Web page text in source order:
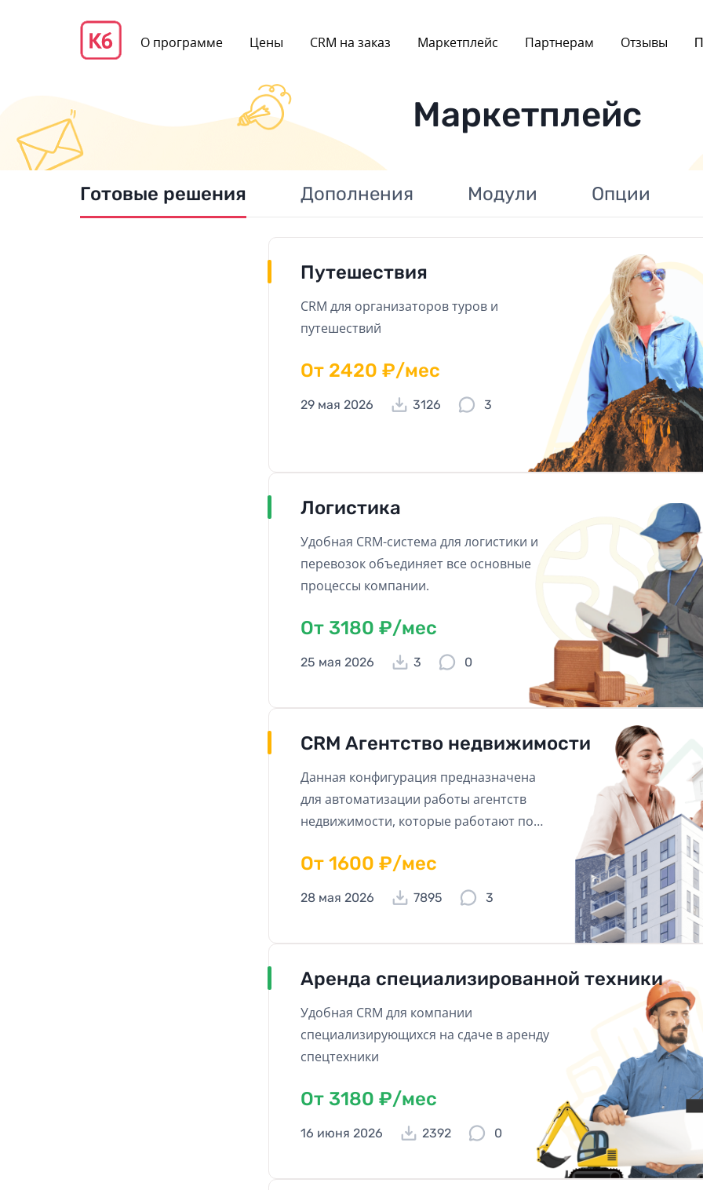
О программе Цены CRM на заказ Маркетплейс Партнерам Отзывы
Маркетплейс
Готовые решения Дополнения Модули Опции
Путешествия
CRM для организаторов туров и
путешествий
Oт 2420 ₽/мес
29 мая 2026 3126 3
Логистика
Удобная CRM-система для логистики и
перевозок объединяет все основные
процессы компании.
Oт 3180 ₽/мес
25 мая 2026 3 0
CRM Агентство недвижимости
Данная конфигурация предназначена
для автоматизации работы агентств
недвижимости, которые работают по
оказания иных риелторских услуг.
Oт 1600 ₽/мес
28 мая 2026 7895 3
Аренда специализированной техники
Удобная CRM для компании
специализирующихся на сдаче в аренду
спецтехники
Oт 3180 ₽/мес
16 июня 2026 2392 0